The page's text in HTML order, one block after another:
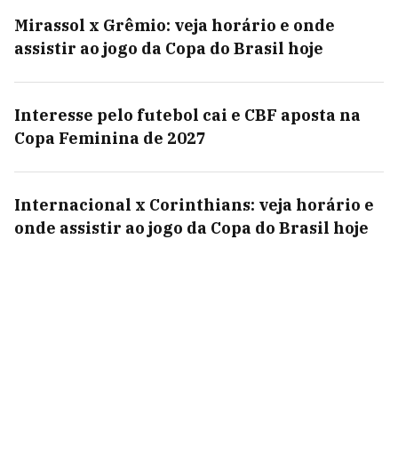
Mirassol x Grêmio: veja horário e onde
assistir ao jogo da Copa do Brasil hoje
Interesse pelo futebol cai e CBF aposta na
Copa Feminina de 2027
Internacional x Corinthians: veja horário e
onde assistir ao jogo da Copa do Brasil hoje